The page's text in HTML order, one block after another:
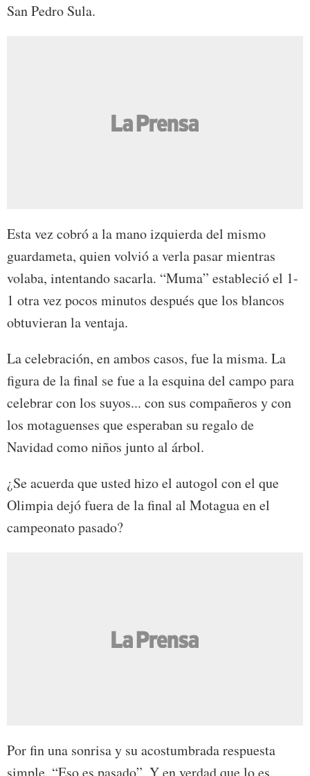
San Pedro Sula.
Esta vez cobró a la mano izquierda del mismo
guardameta, quien volvió a verla pasar mientras
volaba, intentando sacarla. “Muma” estableció el 1-
1 otra vez pocos minutos después que los blancos
obtuvieran la ventaja.
La celebración, en ambos casos, fue la misma. La
figura de la final se fue a la esquina del campo para
celebrar con los suyos... con sus compañeros y con
los motaguenses que esperaban su regalo de
Navidad como niños junto al árbol.
¿Se acuerda que usted hizo el autogol con el que
Olimpia dejó fuera de la final al Motagua en el
campeonato pasado?
Por fin una sonrisa y su acostumbrada respuesta
simple. “Eso es pasado”. Y en verdad que lo es,